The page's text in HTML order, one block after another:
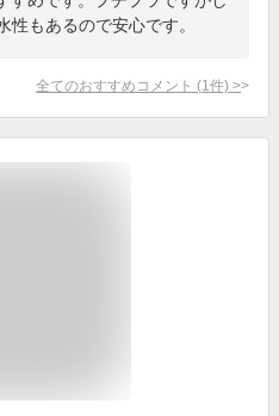
性もあるので安心です。
全てのおすすめコメント (1 件) >